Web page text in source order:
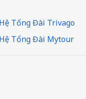
Tổng Đài Trivago
Tổng Đài Mytour